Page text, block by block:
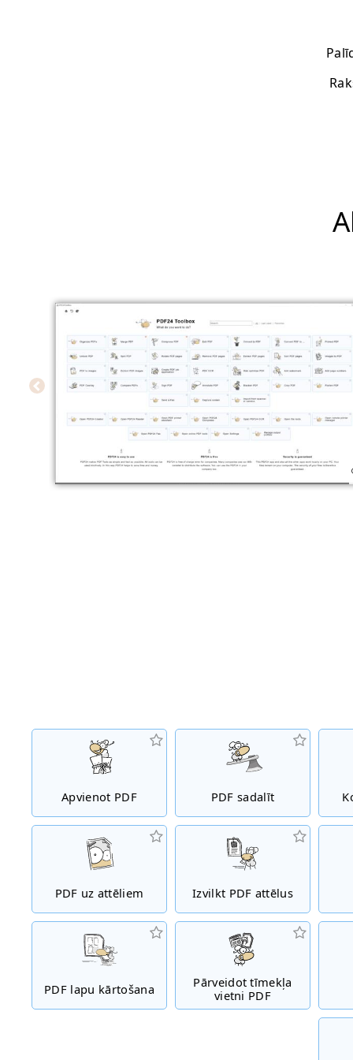
Apvienot PDF PDF sadalīt
PDF uz attēliem Izvilkt PDF attēlus
PDF lapu kārtošana
Pārveidot tīmekļa
vietni PDF